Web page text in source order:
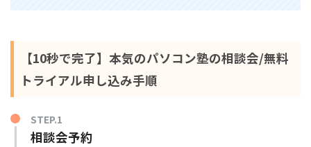
【10秒で完了】本気のパソコン塾の相談会/無料
トライアル申し込み手順
STEP.1
相談会予約